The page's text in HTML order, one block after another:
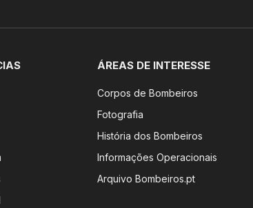
ÁREAS DE INTERESSE
Corpos de Bombeiros
Fotografia
História dos Bombeiros
Informações Operacionais
Arquivo Bombeiros.pt